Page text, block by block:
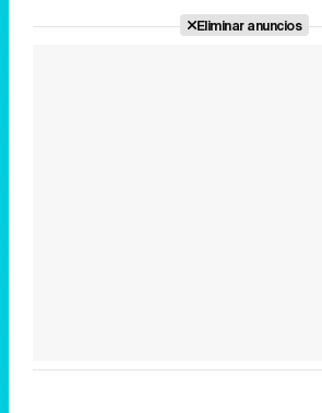
Eliminar anuncios